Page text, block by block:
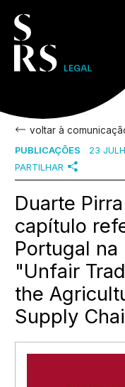
voltar à
PUBLICAÇÕES
23
PARTILHAR
Duarte
capítulo
Portugal
"Unfair
the
Supply